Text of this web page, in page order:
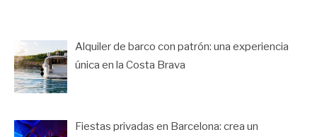
Alquiler de barco con patrón: una experiencia
única en la Costa Brava
Fiestas privadas en Barcelona: crea un